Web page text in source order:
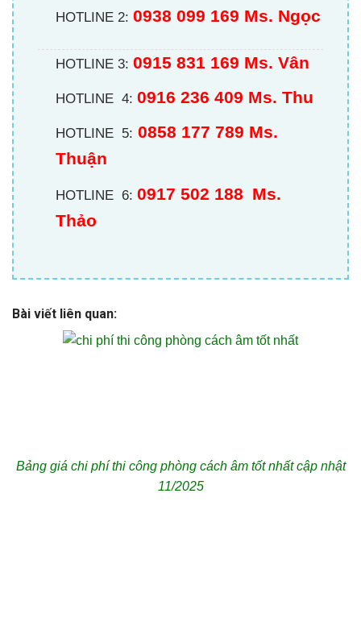
HOTLINE 2:0938 099 169 Ms. Ngọc
HOTLINE 3:0915 831 169 Ms. Vân
HOTLINE 4:0916 236 409 Ms. Thu
HOTLINE 5: 0858 177 789 Ms.
Thuận
HOTLINE 6:0917 502 188 Ms.
Thảo
Bài viết liên quan:
Bảng giá chi phí thi công phòng cách âm tốt nhất cập nhật
11/2025